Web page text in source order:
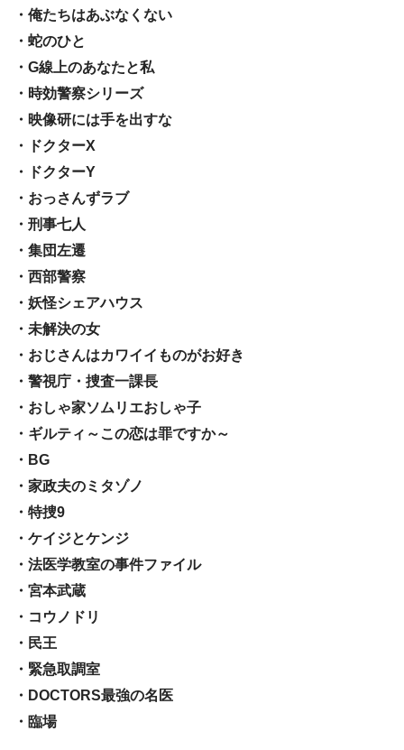
・俺たちはあぶなくない
・蛇のひと
・G線上のあなたと私
・時効警察シリーズ
・映像研には手を出すな
・ドクターX
・ドクターY
・おっさんずラブ
・刑事七人
・集団左遷
・西部警察
・妖怪シェアハウス
・未解決の女
・おじさんはカワイイものがお好き
・警視庁・捜査一課長
・おしゃ家ソムリエおしゃ子
・ギルティ～この恋は罪ですか～
・BG
・家政夫のミタゾノ
・特捜9
・ケイジとケンジ
・法医学教室の事件ファイル
・宮本武蔵
・コウノドリ
・民王
・緊急取調室
・DOCTORS最強の名医
・臨場